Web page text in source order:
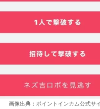
画像出典：ポイントインカム公式サ